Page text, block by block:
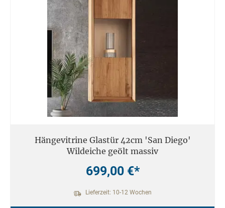
Hängevitrine Glastür 42cm 'San Diego'
Wildeiche geölt massiv
699,00 €*
Lieferzeit: 10-12 Wochen